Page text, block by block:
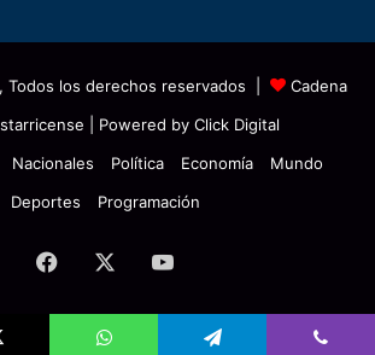
Todos los derechos reservados |
Cadena
| Powered by Click Digital
Nacionales Política Economía
Mundo
Deportes
Programación
Facebook YouTube